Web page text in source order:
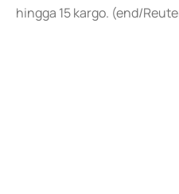
hingga 15 kargo. (end/